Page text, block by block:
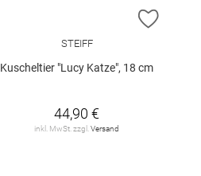
ZUR
STEIFF
Kuscheltier "Lucy Katze", 18 cm
44,90 €
inkl. MwSt. zzgl.Versand